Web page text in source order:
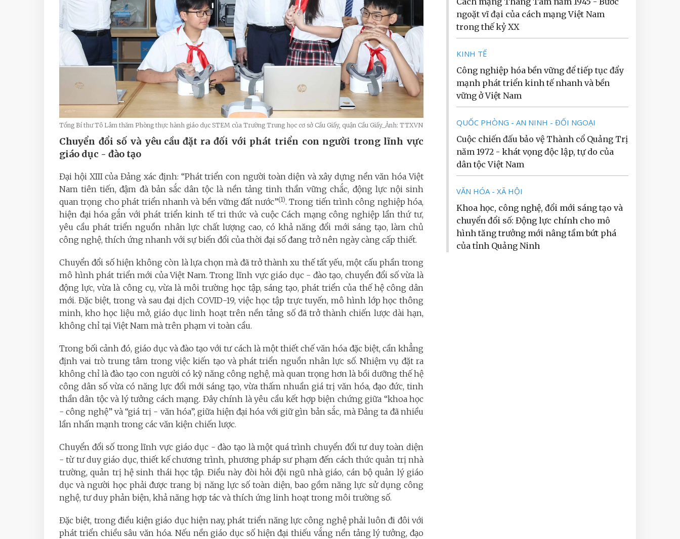
Tổng Bí thư Tô Lâm thăm Phòng thực hành giáo dục STEM của Trường Trung học cơ sở Cầu Giấy, quận Cầu Giấy_Ảnh: TTXVN
Chuyển đổi số và yêu cầu đặt ra đối với phát triển con người trong lĩnh vực
giáo dục - đào tạo
Đại hội XIII của Đảng xác định: “Phát triển con người toàn diện và xây dựng nền văn hóa Việt
Nam tiên tiến, đậm đà bản sắc dân tộc là nền tảng tinh thần vững chắc, động lực nội sinh
quan trọng cho phát triển nhanh và bền vững đất nước”(1). Trong tiến trình công nghiệp hóa,
hiện đại hóa gắn với phát triển kinh tế tri thức và cuộc Cách mạng công nghiệp lần thứ tư,
yêu cầu phát triển nguồn nhân lực chất lượng cao, có khả năng đổi mới sáng tạo, làm chủ
công nghệ, thích ứng nhanh với sự biến đổi của thời đại số đang trở nên ngày càng cấp thiết.
Chuyển đổi số hiện không còn là lựa chọn mà đã trở thành xu thế tất yếu, một cấu phần trong
mô hình phát triển mới của Việt Nam. Trong lĩnh vực giáo dục - đào tạo, chuyển đổi số vừa là
động lực, vừa là công cụ, vừa là môi trường học tập, sáng tạo, phát triển của thế hệ công dân
mới. Đặc biệt, trong và sau đại dịch COVID-19, việc học tập trực tuyến, mô hình lớp học thông
minh, kho học liệu mở, giáo dục linh hoạt trên nền tảng số đã trở thành chiến lược dài hạn,
không chỉ tại Việt Nam mà trên phạm vi toàn cầu.
Trong bối cảnh đó, giáo dục và đào tạo với tư cách là một thiết chế văn hóa đặc biệt, cần khẳng
định vai trò trung tâm trong việc kiến tạo và phát triển nguồn nhân lực số. Nhiệm vụ đặt ra
không chỉ là đào tạo con người có kỹ năng công nghệ, mà quan trọng hơn là bồi dưỡng thế hệ
công dân số vừa có năng lực đổi mới sáng tạo, vừa thấm nhuần giá trị văn hóa, đạo đức, tinh
thần dân tộc và lý tưởng cách mạng. Đây chính là yêu cầu kết hợp biện chứng giữa “khoa học
- công nghệ” và “giá trị - văn hóa”, giữa hiện đại hóa với giữ gìn bản sắc, mà Đảng ta đã nhiều
lần nhấn mạnh trong các văn kiện chiến lược.
Chuyển đổi số trong lĩnh vực giáo dục - đào tạo là một quá trình chuyển đổi tư duy toàn diện
- từ tư duy giáo dục, thiết kế chương trình, phương pháp sư phạm đến cách thức quản trị nhà
trường, quản trị hệ sinh thái học tập. Điều này đòi hỏi đội ngũ nhà giáo, cán bộ quản lý giáo
dục và người học phải được trang bị năng lực số toàn diện, bao gồm năng lực sử dụng công
nghệ, tư duy phản biện, khả năng hợp tác và thích ứng linh hoạt trong môi trường số.
Đặc biệt, trong điều kiện giáo dục hiện nay, phát triển năng lực công nghệ phải luôn đi đôi với
phát triển chiều sâu văn hóa. Nếu nền giáo dục số hiện đại thiếu vắng nền tảng lý tưởng, đạo
ngoặt vĩ đại của cách mạng Việt Nam
trong thế kỷ XX
KINH TẾ
Công nghiệp hóa bền vững để tiếp tục đẩy
mạnh phát triển kinh tế nhanh và bền
vững ở Việt Nam
QUỐC PHÒNG - AN NINH - ĐỐI NGOẠI
Cuộc chiến đấu bảo vệ Thành cổ Quảng Trị
năm 1972 - khát vọng độc lập, tự do của
dân tộc Việt Nam
VĂN HÓA - XÃ HỘI
Khoa học, công nghệ, đổi mới sáng tạo và
chuyển đổi số: Động lực chính cho mô
hình tăng trưởng mới nâng tầm bứt phá
của tỉnh Quảng Ninh